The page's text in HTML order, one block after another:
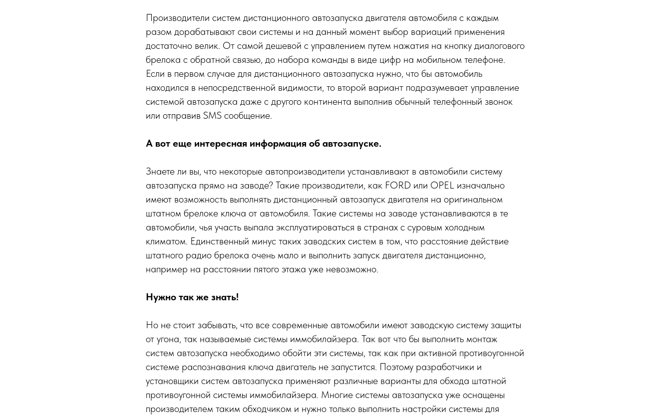
Производители систем дистанционного автозапуска двигателя автомобиля с каждым
разом дорабатывают свои системы и на данный момент выбор вариаций применения
достаточно велик. От самой дешевой с управлением путем нажатия на кнопку диалогового
брелока с обратной связью, до набора команды в виде цифр на мобильном телефоне.
Если в первом случае для дистанционного автозапуска нужно, что бы автомобиль
находился в непосредственной видимости, то второй вариант подразумевает управление
системой автозапуска даже с другого континента выполнив обычный телефонный звонок
или отправив SMS сообщение.
А вот еще интересная информация об автозапуске.
Знаете ли вы, что некоторые автопроизводители устанавливают в автомобили систему
автозапуска прямо на заводе? Такие производители, как FORD или OPEL изначально
имеют возможность выполнять дистанционный автозапуск двигателя на оригинальном
штатном брелоке ключа от автомобиля. Такие системы на заводе устанавливаются в те
автомобили, чья участь выпала эксплуатироваться в странах с суровым холодным
климатом. Единственный минус таких заводских систем в том, что расстояние действие
штатного радио брелока очень мало и выполнить запуск двигателя дистанционно,
например на расстоянии пятого этажа уже невозможно.
Нужно так же знать!
Но не стоит забывать, что все современные автомобили имеют заводскую систему защиты
от угона, так называемые системы иммобилайзера. Так вот что бы выполнить монтаж
систем автозапуска необходимо обойти эти системы, так как при активной противоугонной
системе распознавания ключа двигатель не запустится. Поэтому разработчики и
установщики систем автозапуска применяют различные варианты для обхода штатной
противоугонной системы иммобилайзера. Многие системы автозапуска уже оснащены
производителем таким обходчиком и нужно только выполнить настройки системы для